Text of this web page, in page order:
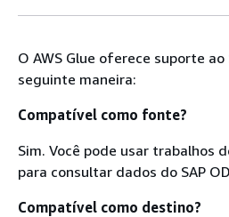
O AWS Glue oferece suporte ao
seguinte maneira:
Compatível como fonte?
Sim. Você pode usar trabalhos
para consultar dados do SAP
Compatível como destino?